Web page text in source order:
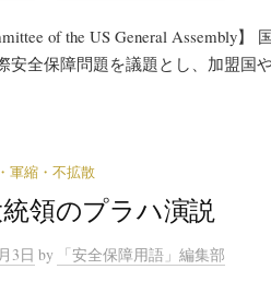
of the US General Assembly
安全保障問題を議題とし、加盟国
軍縮・不拡散
領のプラハ演説
3日 by 「安全保障用語」編集部